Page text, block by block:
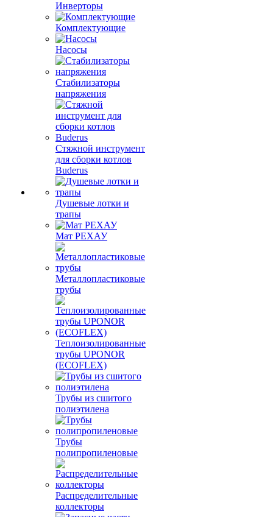
Инверторы
Комплектующие
Насосы
Стабилизаторы
напряжения
Стяжной инструмент
для сборки котлов
Buderus
Душевые лотки и
трапы
Мат РЕХАУ
Металлопластиковые
трубы
Теплоизолированные
трубы UPONOR
(ECOFLEX)
Трубы из сшитого
полиэтилена
Трубы
полипропиленовые
Распределительные
коллекторы